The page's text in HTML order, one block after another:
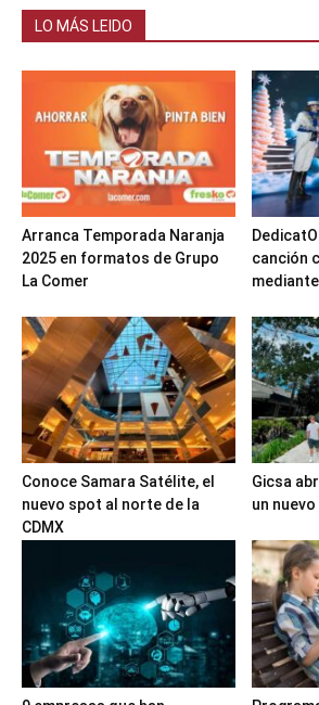
LO MÁS LEIDO
Arranca Temporada Naranja
2025 en formatos de Grupo
La Comer
canción
Conoce Samara Satélite, el
nuevo spot al norte de la
CDMX
Gicsa
un